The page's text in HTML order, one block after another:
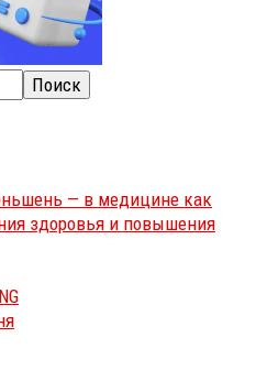
— в медицине как
здоровья и повышения